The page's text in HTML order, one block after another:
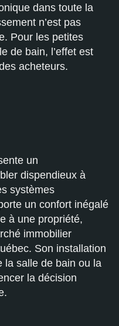
dans toute la
n’est pas
Pour les petites
de bain, l’effet est
acheteurs.
un
dispendieux à
systèmes
un confort inégalé
à une propriété,
immobilier
Son installation
la salle de bain ou la
la décision